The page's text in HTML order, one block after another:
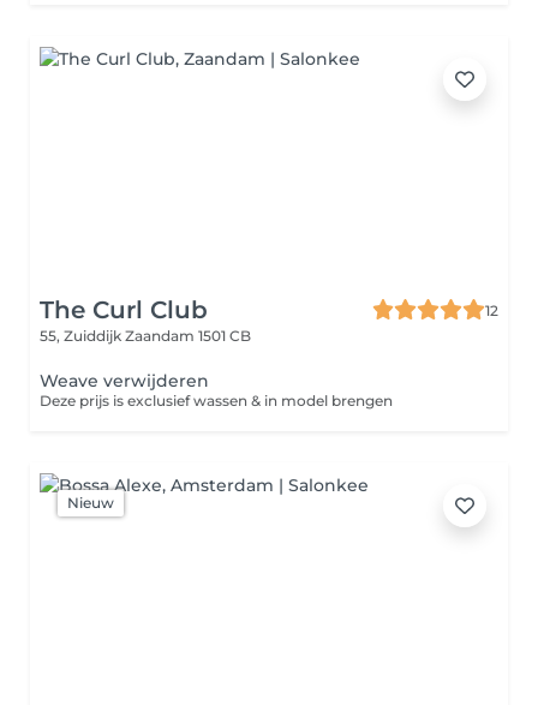
The Curl Club
12
55, Zuiddijk Zaandam 1501 CB
Weave verwijderen
Deze prijs is exclusief wassen & in model brengen
Nieuw